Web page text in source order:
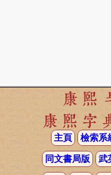
康熙
康熙字
主頁 檢索系
同文書局版 武